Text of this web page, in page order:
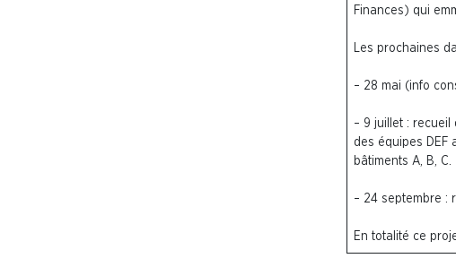
Finances) qui
Les prochaines
– 28 mai (info
– 9 juillet : recueil
des équipes DEF
bâtiments A, B, C.
– 24 septembre :
En totalité ce